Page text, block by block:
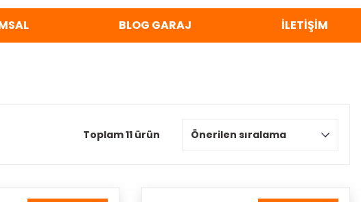
BLOG GARAJ İLETİŞİM
Toplam 11 ürün